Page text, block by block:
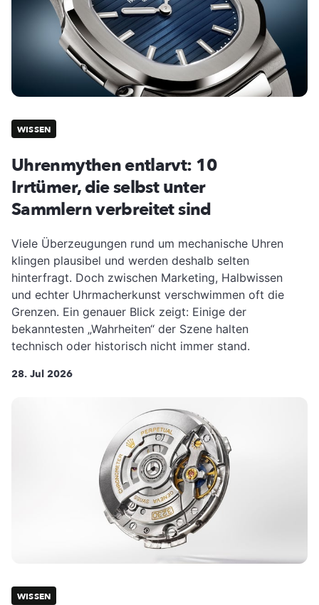
WISSEN
Uhrenmythen entlarvt: 10
Irrtümer, die selbst unter
Sammlern verbreitet sind
Viele Überzeugungen rund um mechanische Uhren
klingen plausibel und werden deshalb selten
hinterfragt. Doch zwischen Marketing, Halbwissen
und echter Uhrmacherkunst verschwimmen oft die
Grenzen. Ein genauer Blick zeigt: Einige der
bekanntesten „Wahrheiten“ der Szene halten
technisch oder historisch nicht immer stand.
28. Jul 2026
WISSEN